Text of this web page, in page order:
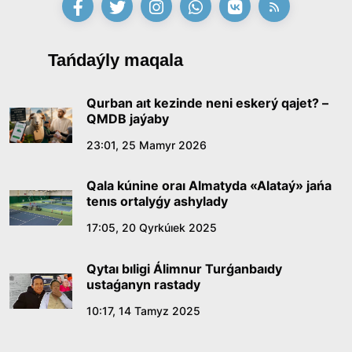
16:27, 23 Shilde 2026
Qazaq tilindegi «qut» konseptisiniń
lıngvomádenı sıpaty
09:21, 21 Shilde 2026
Abaıdyń adam tárbıesi týraly kózqarastarynyń
18:59, 20 Shilde 2026
Jasandy ıntellekt: adamzattyń kómekshisi me,
18:16, 20 Shilde 2026
Tańdaýly maqala
Qurban aıt kezinde neni eskerý qajet? –
QMDB jaýaby
23:01, 25 Mamyr 2026
Qala kúnine oraı Almatyda «Alataý» jańa
tenıs ortalyǵy ashylady
17:05, 20 Qyrkúıek 2025
Qytaı bıligi Álimnur Turǵanbaıdy
ustaǵanyn rastady
10:17, 14 Tamyz 2025